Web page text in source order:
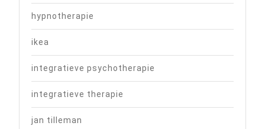
hypnotherapie
ikea
integratieve psychotherapie
integratieve therapie
jan tilleman